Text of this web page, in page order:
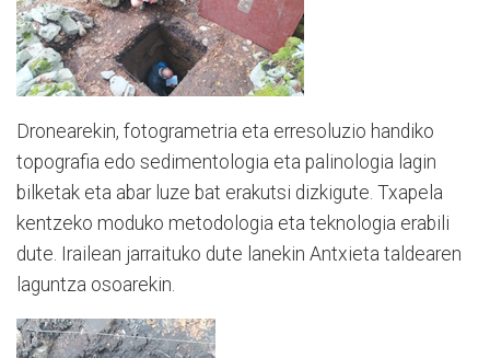
Dronearekin, fotogrametria eta erresoluzio handiko
topografia edo sedimentologia eta palinologia lagin
bilketak eta abar luze bat erakutsi dizkigute. Txapela
kentzeko moduko metodologia eta teknologia erabili
dute. Irailean jarraituko dute lanekin Antxieta taldearen
laguntza osoarekin.